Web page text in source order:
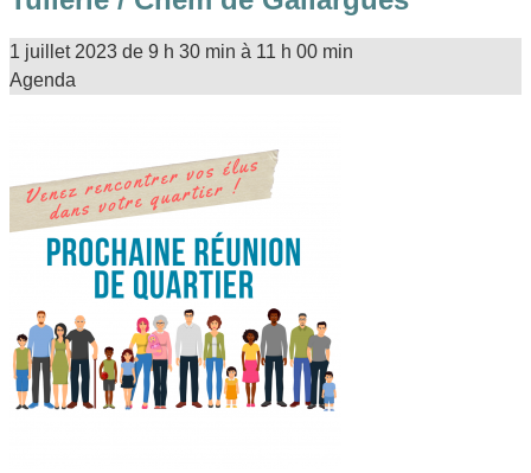
1 juillet 2023 de 9 h 30 min à 11 h 00 min
Agenda